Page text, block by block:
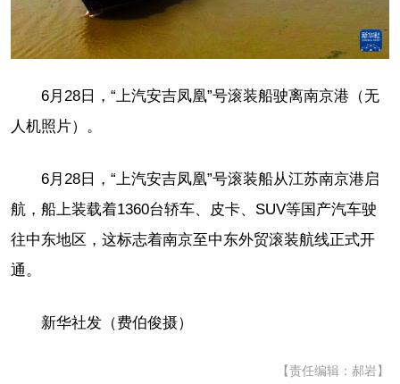
6月28日，“上汽安吉凤凰”号滚装船驶离南京港（无
人机照片）。
6月28日，“上汽安吉凤凰”号滚装船从江苏南京港启
航，船上装载着1360台轿车、皮卡、SUV等国产汽车驶
往中东地区，这标志着南京至中东外贸滚装航线正式开
通。
新华社发（费伯俊摄）
【责任编辑：郝岩】